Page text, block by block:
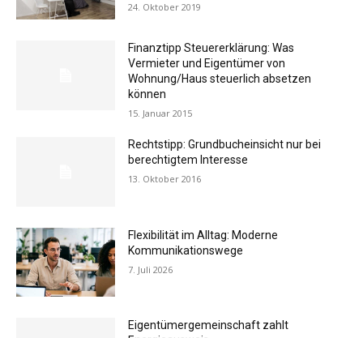
24. Oktober 2019
Finanztipp Steuererklärung: Was
Vermieter und Eigentümer von
Wohnung/Haus steuerlich absetzen
können
15. Januar 2015
Rechtstipp: Grundbucheinsicht nur bei
berechtigtem Interesse
13. Oktober 2016
Flexibilität im Alltag: Moderne
Kommunikationswege
7. Juli 2026
Eigentümergemeinschaft zahlt